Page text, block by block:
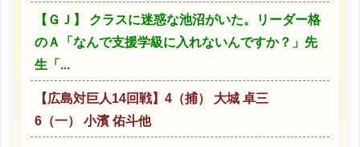
【ＧＪ】 クラスに迷惑な池沼がいた。リーダー格
のＡ「なんで支援学級に入れないんですか？」先
生「...
【広島対巨人14回戦】4（捕） 大城 卓三
6（一） 小濱 佑斗他